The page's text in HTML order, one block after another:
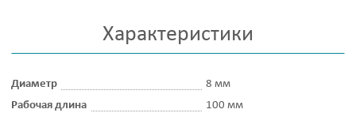
Характеристики
Диаметр
8 мм
Рабочая длина
100 мм